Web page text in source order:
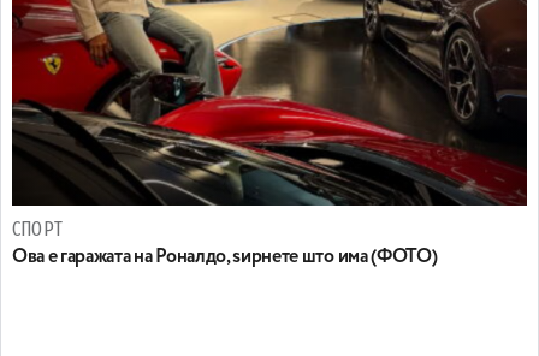
СПОРТ
Ова е гаражата на Роналдо, ѕирнете што има (ФОТО)